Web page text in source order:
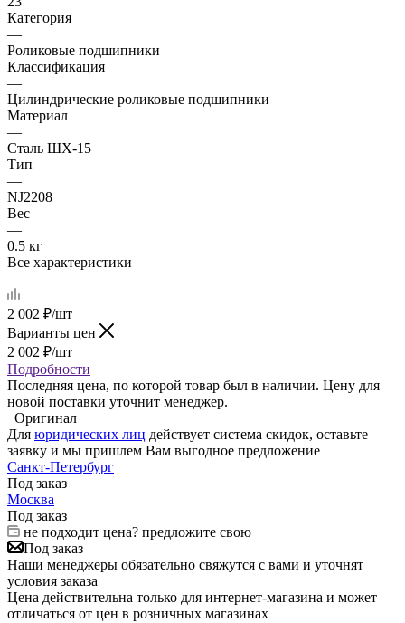
Категория
—
Роликовые подшипники
Классификация
—
Цилиндрические роликовые подшипники
Материал
—
Сталь ШХ-15
Тип
—
NJ2208
Вес
—
0.5 кг
Все характеристики
2 002 ₽/шт
Варианты цен
2 002 ₽/шт
Подробности
Последняя цена, по которой товар был в наличии. Цену для
новой поставки уточнит менеджер.
Оригинал
Для юридических лиц действует система скидок, оставьте
заявку и мы пришлем Вам выгодное предложение
Санкт-Петербург
Под заказ
Москва
Под заказ
не подходит цена? предложите свою
Под заказ
Наши менеджеры обязательно свяжутся с вами и уточнят
условия заказа
Цена действительна только для интернет-магазина и может
отличаться от цен в розничных магазинах